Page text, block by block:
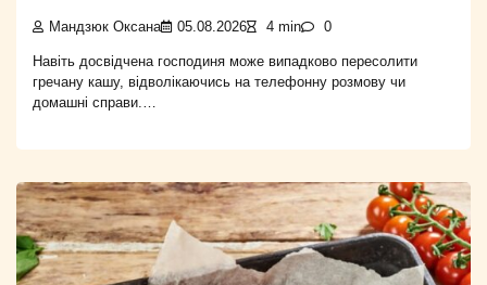
Мандзюк Оксана 05.08.2026 4 min 0
Навіть досвідчена господиня може випадково пересолити
гречану кашу, відволікаючись на телефонну розмову чи
домашні справи.…